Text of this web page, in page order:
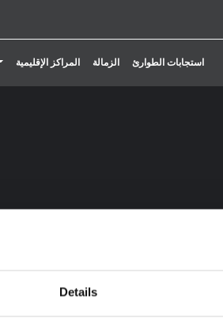
Details
استجابات الطوارئ الزمالة المراكز الإقليمية